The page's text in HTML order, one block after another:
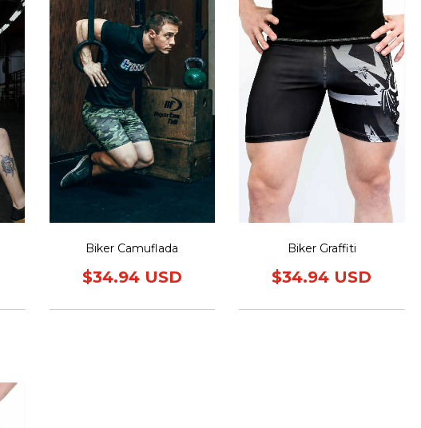
Biker Camuflada
$34.94 USD
Biker Graffiti
$34.94 USD